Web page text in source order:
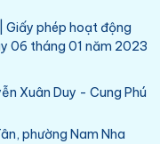
Giấy phép hoạt động
06 tháng 01 năm 2023
Xuân Duy - Cung Phú
phường Nam Nha